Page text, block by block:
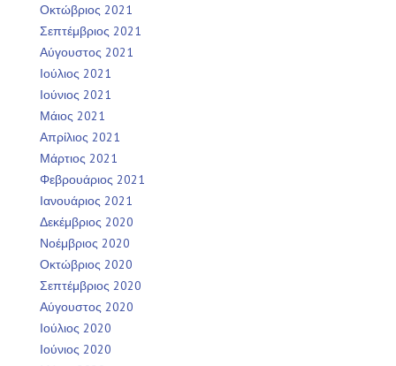
Οκτώβριος 2021
Σεπτέμβριος 2021
Αύγουστος 2021
Ιούλιος 2021
Ιούνιος 2021
Μάιος 2021
Απρίλιος 2021
Μάρτιος 2021
Φεβρουάριος 2021
Ιανουάριος 2021
Δεκέμβριος 2020
Νοέμβριος 2020
Οκτώβριος 2020
Σεπτέμβριος 2020
Αύγουστος 2020
Ιούλιος 2020
Ιούνιος 2020